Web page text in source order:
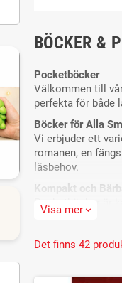
BÖCKER &
Pocketböcker
Välkommen till
perfekta för både
Böcker för Alla
Vi erbjuder ett
romanen, en
läsbehov.
Kompakt och
Pocketböcker är
hands när du har
Prisvärda Litterära
Med våra
Visa mer expand_more
Det finns 42